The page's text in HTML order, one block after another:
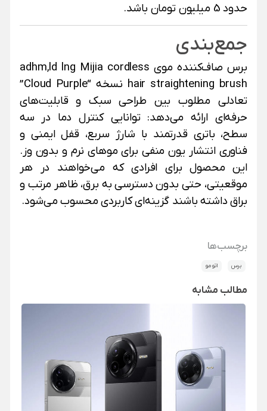
حدود 5 میلیون تومان باشد.
جمع‌بندی
برس صاف‌کننده موی adhm,ld lng Mijia cordless
hair straightening brush نسخه “Cloud Purple”
تعادلی مطلوب بین طراحی سبک و قابلیت‌های
حرفه‌ای ارائه می‌دهد: توانایی کنترل دما در سه
سطح، باتری قدرتمند با شارژ سریع، قفل ایمنی و
فناوری انتشار یون منفی برای موهای نرم و بدون وز.
این محصول برای افرادی که می‌خواهند در هر
موقعیتی، حتی بدون دسترسی به برق، ظاهر مرتب و
براق داشته باشند گزینه‌ای کاربردی محسوب می‌شود.
برچسب‌ها
برس اتو مو
مطالب مشابه